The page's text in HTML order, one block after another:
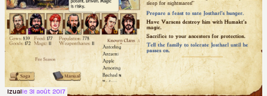
Izualle 31 août 2017